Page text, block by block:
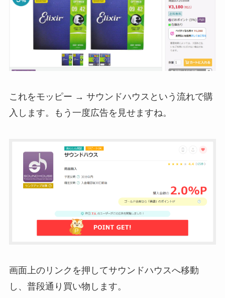
これをモッピー → サウンドハウスという流れで購
入します。もう一度広告を見せますね。
画面上のリンクを押してサウンドハウスへ移動
し、普段通り買い物します。